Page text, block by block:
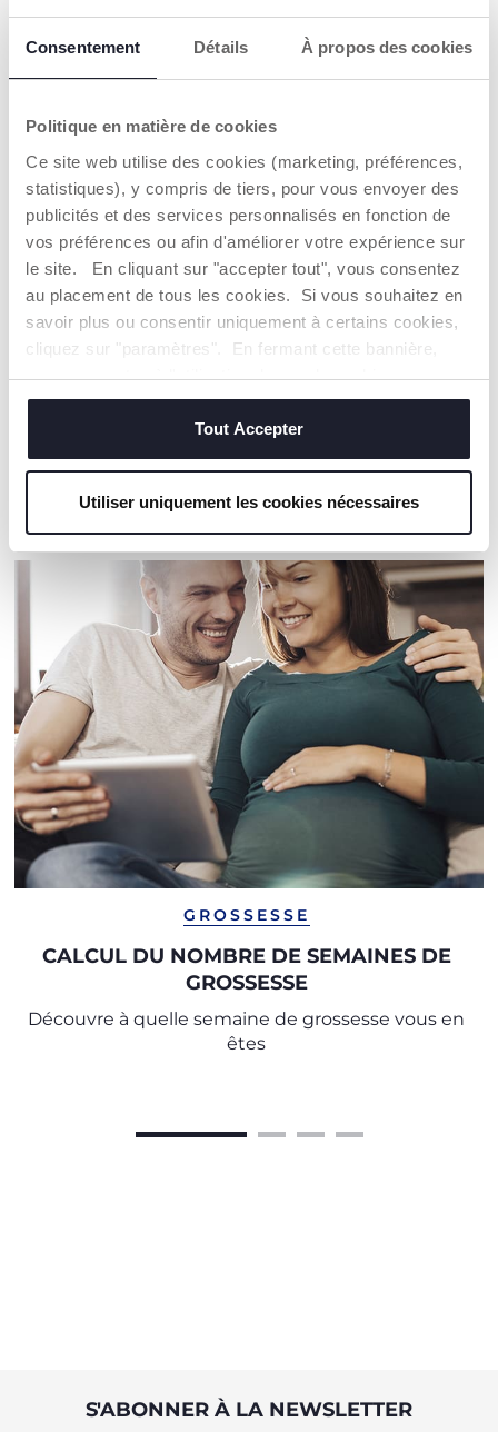
Consentement Détails À propos des cookies
Politique en matière de cookies
Ce site web utilise des cookies (marketing, préférences,
statistiques), y compris de tiers, pour vous envoyer des
publicités et des services personnalisés en fonction de
vos préférences ou afin d'améliorer votre expérience sur
le site. En cliquant sur "accepter tout", vous consentez
au placement de tous les cookies. Si vous souhaitez en
savoir plus ou consentir uniquement à certains cookies,
cliquez sur "paramètres". En fermant cette bannière,
vous consentez à l'utilisation des seuls cookies
techniques, qui sont essentiels au service demandé.
Tout Accepter
Utiliser uniquement les cookies nécessaires
portion à la fois.
d'aliments pour bébés
COUVERCLE EN
SILICONE
Pour une fraîcheur
maximale et un
stockage facile
100% SILICONE
Plus robuste, flexible
et facile à nettoyer.
NOS RECOMMANDATIONS
GROSSESSE
CALCUL DU NOMBRE DE SEMAINES DE
GROSSESSE
Découvre à quelle semaine de grossesse vous en
êtes
S'ABONNER À LA NEWSLETTER